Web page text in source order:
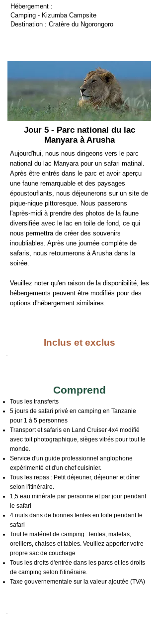
Hébergement :
Camping - Kizumba Campsite
Destination : Cratère du Ngorongoro
Jour 5 - Parc national du lac
Manyara à Arusha
Aujourd'hui, nous nous dirigeons vers le parc
national du lac Manyara pour un safari matinal.
Après être entrés dans le parc et avoir aperçu
une faune remarquable et des paysages
époustouflants, nous déjeunerons sur un site de
pique-nique pittoresque. Nous passerons
l'après-midi à prendre des photos de la faune
diversifiée avec le lac en toile de fond, ce qui
nous permettra de créer des souvenirs
inoubliables. Après une journée complète de
safaris, nous retournerons à Arusha dans la
soirée.
Veuillez noter qu'en raison de la disponibilité, les
hébergements peuvent être modifiés pour des
options d'hébergement similaires.
Inclus et exclus
Comprend
Tous les transferts
5 jours de safari privé en camping en Tanzanie
pour 1 à 5 personnes
Transport et safaris en Land Cruiser 4x4 modifié
avec toit photographique, sièges vitrés pour tout le
monde.
Service d'un guide professionnel anglophone
expérimenté et d'un chef cuisinier.
Tous les repas : Petit déjeuner, déjeuner et dîner
selon l'itinéraire.
1,5 eau minérale par personne et par jour pendant
le safari
4 nuits dans de bonnes tentes en toile pendant le
safari
Tout le matériel de camping : tentes, matelas,
oreillers, chaises et tables. Veuillez apporter votre
propre sac de couchage
Tous les droits d'entrée dans les parcs et les droits
de camping selon l'itinéraire.
Taxe gouvernementale sur la valeur ajoutée (TVA)